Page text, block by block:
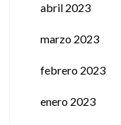
abril 2023
marzo 2023
febrero 2023
enero 2023